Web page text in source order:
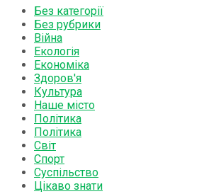
Без категорії
Без рубрики
Війна
Екологія
Економіка
Здоров'я
Культура
Наше місто
Політика
Політика
Світ
Спорт
Суспільство
Цікаво знати